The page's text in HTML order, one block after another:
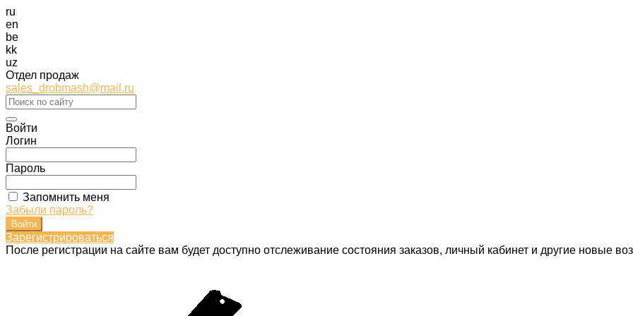
ru
en
be
kk
uz
Отдел продаж
sales_drobmash@mail.ru
Войти
Логин
Пароль
Запомнить меня
Забыли пароль?
Зарегистрироваться
После регистрации на сайте вам будет доступно отслеживание состояния заказов, личный кабинет и другие новые